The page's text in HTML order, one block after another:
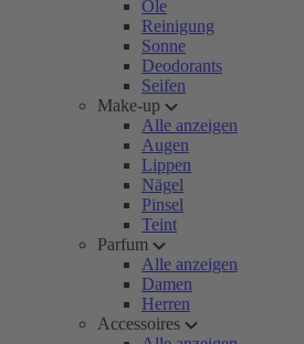
Öle
Reinigung
Sonne
Deodorants
Seifen
Make-up
Alle anzeigen
Augen
Lippen
Nägel
Pinsel
Teint
Parfum
Alle anzeigen
Damen
Herren
Accessoires